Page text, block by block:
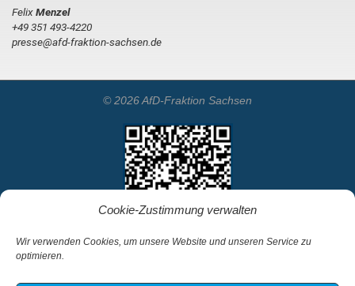
Cookie-Zustimmung verwalten
Wir verwenden Cookies, um unsere Website und unseren Service zu
optimieren.
FelixMenzel
+49 351 493-4220
presse@afd-fraktion-sachsen.de
© 2026 AfD-Fraktion Sachsen
Startseite Kontakt